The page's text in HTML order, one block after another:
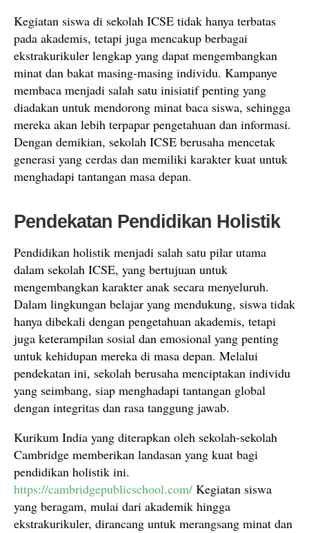
Kegiatan siswa di sekolah ICSE tidak hanya terbatas
pada akademis, tetapi juga mencakup berbagai
ekstrakurikuler lengkap yang dapat mengembangkan
minat dan bakat masing-masing individu. Kampanye
membaca menjadi salah satu inisiatif penting yang
diadakan untuk mendorong minat baca siswa, sehingga
mereka akan lebih terpapar pengetahuan dan informasi.
Dengan demikian, sekolah ICSE berusaha mencetak
generasi yang cerdas dan memiliki karakter kuat untuk
menghadapi tantangan masa depan.
Pendekatan Pendidikan Holistik
Pendidikan holistik menjadi salah satu pilar utama
dalam sekolah ICSE, yang bertujuan untuk
mengembangkan karakter anak secara menyeluruh.
Dalam lingkungan belajar yang mendukung, siswa tidak
hanya dibekali dengan pengetahuan akademis, tetapi
juga keterampilan sosial dan emosional yang penting
untuk kehidupan mereka di masa depan. Melalui
pendekatan ini, sekolah berusaha menciptakan individu
yang seimbang, siap menghadapi tantangan global
dengan integritas dan rasa tanggung jawab.
Kurikum India yang diterapkan oleh sekolah-sekolah
Cambridge memberikan landasan yang kuat bagi
pendidikan holistik ini.
https://cambridgepublicschool.com/ Kegiatan siswa
yang beragam, mulai dari akademik hingga
ekstrakurikuler, dirancang untuk merangsang minat dan